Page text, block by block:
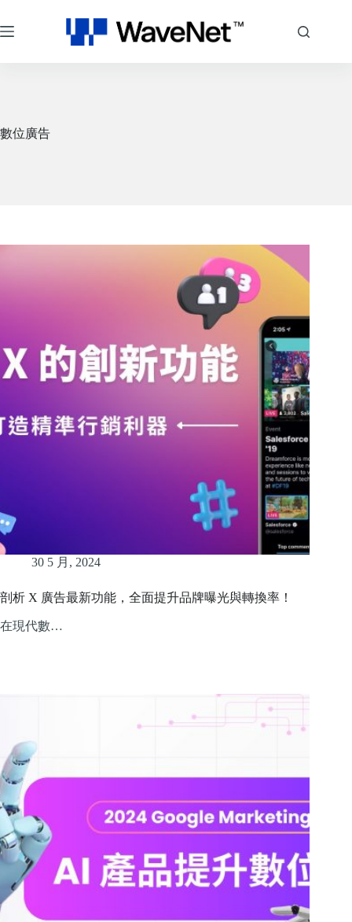
至
主
數位廣告
30 5 月, 2024
剖析 X 廣告最新功能，全面提升品牌曝光與轉換率！
在現代數…